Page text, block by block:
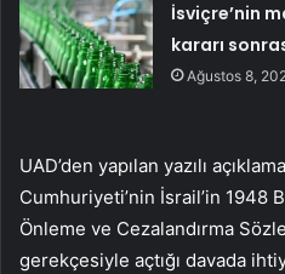
İsviçre’nin
kararı
Ağustos 8,
UAD’den yapılan yazılı
Cumhuriyeti’nin İsrail’in 1948
Önleme ve Cezalandırma
gerekçesiyle açtığı davada